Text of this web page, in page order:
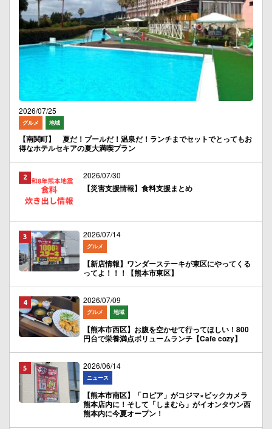
2026/07/25
グルメ 地域
【南関町】 夏だ！プールだ！温泉だ！ランチまでセットでとってもお
得なホテルセキアの夏大満喫プラン
2026/07/30
【災害支援情報】食料支援まとめ
2026/07/14
グルメ
【新店情報】ワンダーステーキが東区にやってくる
ってよ！！！【熊本市東区】
2026/07/09
グルメ 地域
【熊本市西区】お腹を空かせて行ってほしい！800
円台で栄養満点ボリュームランチ【Cafe cozy】
2026/06/14
ニュース
【熊本市南区】「ロピア」がコジマ×ビックカメラ
熊本店内に！そして「しまむら」がイオンタウン西
熊本内に今夏オープン！